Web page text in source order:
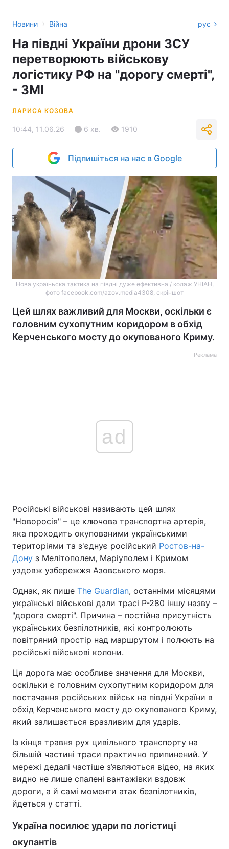
Новини › Війна рус
На півдні України дрони ЗСУ
перетворюють військову
логістику РФ на "дорогу смерті",
- ЗМІ
ЛАРИСА КОЗОВА
10:44, 11.06.26 6 хв. 1910
Підпишіться на нас в Google
Нова україньска тактика на півдні дуже ефективна / колаж УНІАН,
фото facebook.com/azov.media4308, скріншот
Цей шлях важливий для Москви, оскільки є
головним сухопутним коридором в обхід
Керченського мосту до окупованого Криму.
Реклама
ad
Російські військові називають цей шлях
"Новоросія" – це ключова транспортна артерія,
яка проходить окупованими українськими
територіями та з'єднує російський Ростов-на-
Дону з Мелітополем, Маріуполем і Кримом
уздовж узбережжя Азовського моря.
Однак, як пише The Guardian, останніми місяцями
українські військові дали трасі Р-280 іншу назву –
"дорога смерті". Причина – постійна присутність
українських безпілотників, які контролюють
повітряний простір над маршрутом і полюють на
російські військові колони.
Ця дорога має особливе значення для Москви,
оскільки є головним сухопутним коридором для
постачання російських військ на півдні України в
обхід Керченського мосту до окупованого Криму,
який залишається вразливим для ударів.
Із кінця травня рух цивільного транспорту на
більшій частині траси практично припинений. У
мережі дедалі частіше з’являються відео, на яких
видно не лише спалені вантажівки вздовж
дороги, а й самі моменти атак безпілотників,
йдеться у статті.
Україна посилює удари по логістиці
окупантів